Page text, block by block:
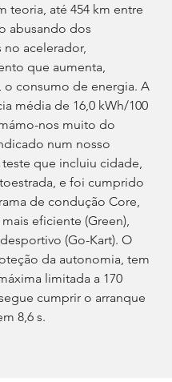
teoria, até 454 km entre
abusando dos
acelerador,
que aumenta,
o consumo de energia. A
média de 16,0 kWh/100
nos muito do
num nosso
que incluiu cidade,
e foi cumprido
de condução Core,
eficiente (Green),
(Go-Kart). O
da autonomia, tem
limitada a 170
cumprir o arranque
8,6 s.